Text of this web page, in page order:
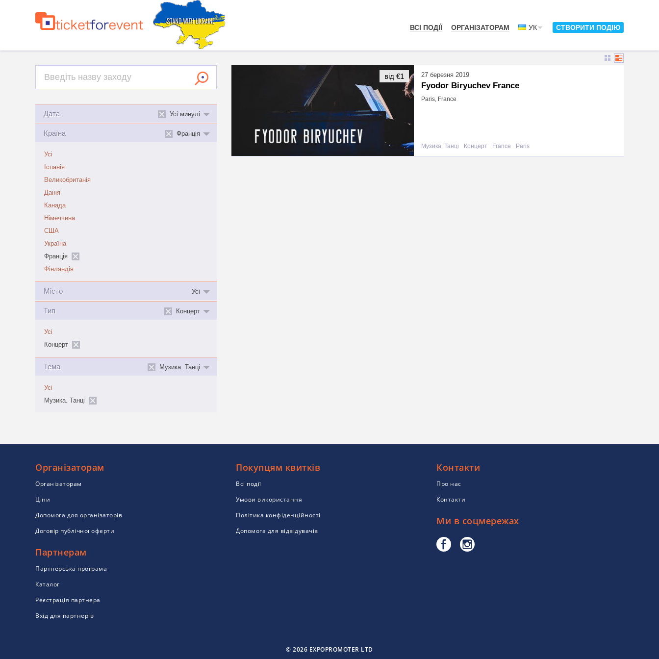
ВСІ ПОДІЇ ОРГАНІЗАТОРАМ УК СТВОРИТИ ПОДІЮ
Дата Усі минулі
Країна Франція
Усі
Іспанія
Великобританія
Данія
Канада
Німеччина
США
Україна
Франція
Фінляндія
Місто Усі
Тип Концерт
Усі
Концерт
Тема Музика. Танці
Усі
Музика. Танці
27 березня 2019
Fyodor Biryuchev France
Paris, France
Музика. Танці Концерт France Paris
від €1
Організаторам
Організаторам
Ціни
Допомога для організаторів
Договір публічної оферти
Партнерам
Партнерська програма
Каталог
Реєстрація партнера
Вхід для партнерів
Покупцям квитків
Всі події
Умови використання
Політика конфіденційності
Допомога для відвідувачів
Контакти
Про нас
Контакти
Ми в соцмережах
© 2026 EXPOPROMOTER LTD